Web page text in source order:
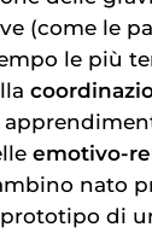
(come le
le più
emotivo-
nato
di